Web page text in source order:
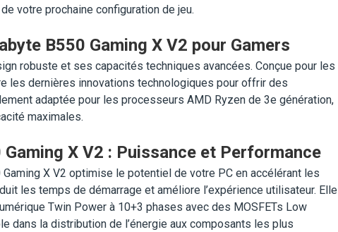
votre prochaine configuration de jeu.
B550 Gaming X V2 pour Gamers
robuste et ses capacités techniques avancées. Conçue pour les
les dernières innovations technologiques pour offrir des
adaptée pour les processeurs AMD Ryzen de 3e génération,
maximales.
X V2 : Puissance et Performance
X V2 optimise le potentiel de votre PC en accélérant les
les temps de démarrage et améliore l’expérience utilisateur. Elle
Twin Power à 10+3 phases avec des MOSFETs Low
dans la distribution de l’énergie aux composants les plus